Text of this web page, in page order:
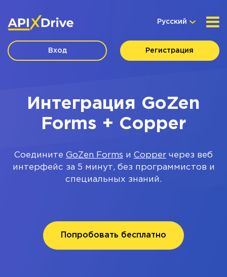
Русский
Вход Регистрация
Интеграция GoZen
Forms + Copper
Соедините GoZen Forms и Copper через веб
интерфейс за 5 минут, без программистов и
специальных знаний.
Попробовать бесплатно